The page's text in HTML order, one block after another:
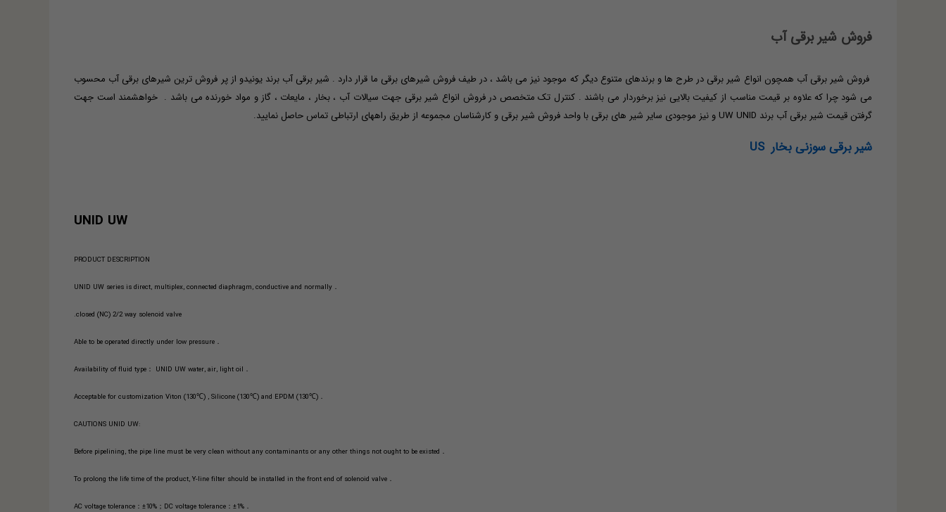
فروش شیر برقی آب
فروش شیر برقی آب همچون انواع شیر برقی در طرح ها و برندهای متنوع دیگر که موجود نیز می باشد ، در طیف فروش شیرهای برقی ما قرار دارد . شیر برقی آب برند یونیدو از پر فروش ترین شیرهای برقی آب محسوب
می شود چرا که علاوه بر قیمت مناسب از کیفیت بالایی نیز برخوردار می باشند . کنترل تک متخصص در فروش انواع شیر برقی جهت سیالات آب ، بخار ، مایعات ، گاز و مواد خورنده می باشد . خواهشمند است جهت
گرفتن قیمت شیر برقی آب برند UW UNID و نیز موجودی سایر شیر های برقی با واحد فروش شیر برقی و کارشناسان مجموعه از طریق راههای ارتباطی تماس حاصل نمایید.
شیر برقی سوزنی بخار US
UNID UW
PRODUCT DESCRIPTION
．UNID UW series is direct, multiplex, connected diaphragm, conductive and normally
．Able to be operated directly under low pressure
．Availability of fluid type： UNID UW water, air, light oil
．Acceptable for customization Viton (130℃) , Silicone (130℃) and EPDM (130℃)
:CAUTIONS UNID UW
．Before pipelining, the pipe line must be very clean without any contaminants or any other things not ought to be existed
．To prolong the life time of the product, Y-line filter should be installed in the front end of solenoid valve
．AC voltage tolerance：±10%；DC voltage tolerance：±1%